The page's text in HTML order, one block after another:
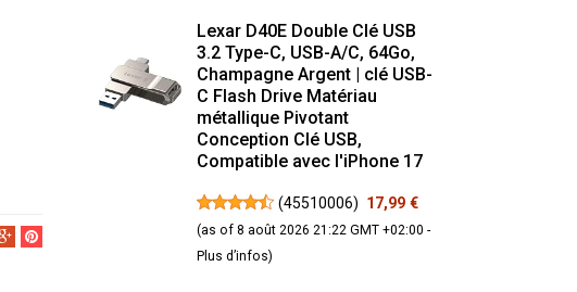
Lexar D40E Double Clé USB
3.2 Type-C, USB-A/C, 64Go,
Champagne Argent | clé USB-
C Flash Drive Matériau
métallique Pivotant
Conception Clé USB,
Compatible avec l'iPhone 17
(45510006) 17,99 €
(as of 8 août 2026 21:22 GMT +02:00 -
Plus d’infos)